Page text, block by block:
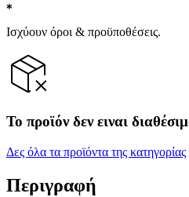
Ισχύουν όροι & προϋποθέσεις.
Το προϊόν δεν ειναι
Δες όλα τα προϊόντα της κατηγορίας
Περιγραφή